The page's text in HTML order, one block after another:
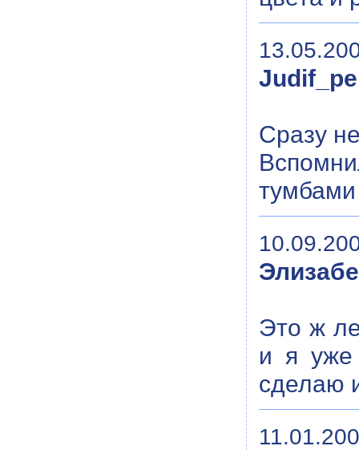
Сразу
тумбами
Это ж
и я уже
сделаю